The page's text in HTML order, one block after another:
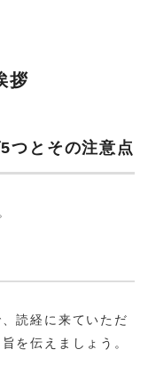
拶
つとその注意点
読経に来ていただ
を伝えましょう。